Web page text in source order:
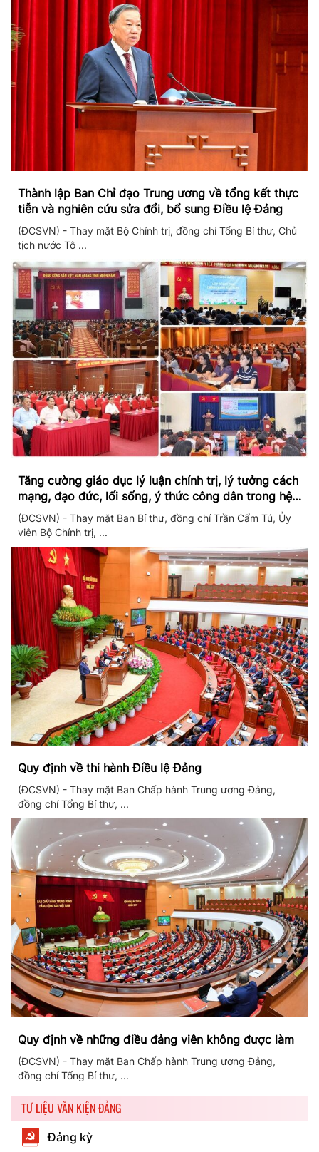
Thành lập Ban Chỉ đạo Trung ương về tổng kết thực
tiễn và nghiên cứu sửa đổi, bổ sung Điều lệ Đảng
(ĐCSVN) - Thay mặt Bộ Chính trị, đồng chí Tổng Bí thư, Chủ
tịch nước Tô ...
Tăng cường giáo dục lý luận chính trị, lý tưởng cách
mạng, đạo đức, lối sống, ý thức công dân trong hệ
thống giáo dục quốc dân
(ĐCSVN) - Thay mặt Ban Bí thư, đồng chí Trần Cẩm Tú, Ủy
viên Bộ Chính trị, ...
Quy định về thi hành Điều lệ Đảng
(ĐCSVN) - Thay mặt Ban Chấp hành Trung ương Đảng,
đồng chí Tổng Bí thư, ...
Quy định về những điều đảng viên không được làm
(ĐCSVN) - Thay mặt Ban Chấp hành Trung ương Đảng,
đồng chí Tổng Bí thư, ...
TƯ LIỆU VĂN KIỆN ĐẢNG
Đảng kỳ